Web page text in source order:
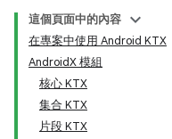
這個頁面中的內容
在專案中使用 Android KTX
AndroidX 模組
核心 KTX
集合 KTX
片段 KTX